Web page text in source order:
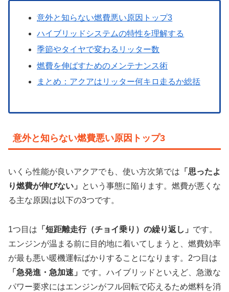
意外と知らない燃費悪い原因トップ3
ハイブリッドシステムの特性を理解する
季節やタイヤで変わるリッター数
燃費を伸ばすためのメンテナンス術
まとめ：アクアはリッター何キロ走るか総括
意外と知らない燃費悪い原因トップ3
いくら性能が良いアクアでも、使い方次第では 「思ったよ
り燃費が伸びない」
という事態に陥ります。燃費が悪くな
る主な原因は以下の3つです。
1つ目は 「短距離走行（チョイ乗り）の繰り返し」 です。
エンジンが温まる前に目的地に着いてしまうと、燃費効率
が最も悪い暖機運転ばかりすることになります。2つ目は
「急発進・急加速」 です。ハイブリッドといえど、急激な
パワー要求にはエンジンがフル回転で応えるため燃料を消